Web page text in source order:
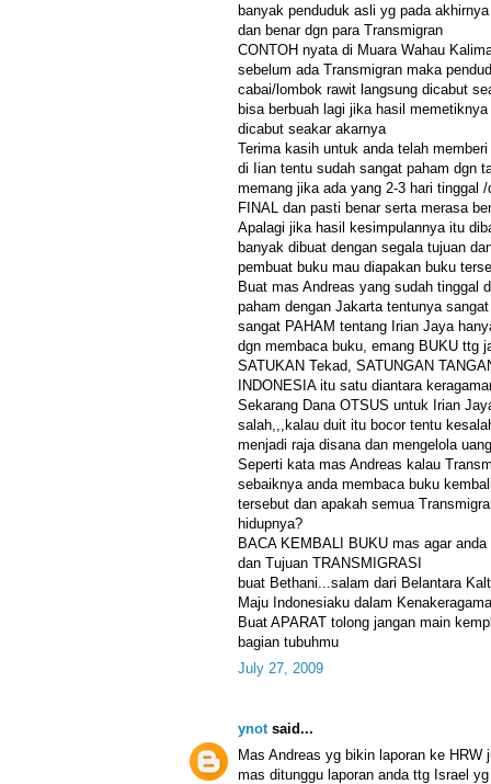
banyak penduduk asli yg pada
dan benar dgn para Transmigran
CONTOH nyata di Muara Wahau
sebelum ada Transmigran maka
cabai/lombok rawit langsung dicabut
bisa berbuah lagi jika hasil
dicabut seakar akarnya
Terima kasih untuk anda telah
di Iian tentu sudah sangat paham dgn
memang jika ada yang 2-3 hari tinggal
FINAL dan pasti benar serta merasa
Apalagi jika hasil kesimpulannya itu
banyak dibuat dengan segala tujuan
pembuat buku mau diapakan buku
Buat mas Andreas yang sudah tinggal
paham dengan Jakarta tentunya
sangat PAHAM tentang Irian Jaya
dgn membaca buku, emang BUKU ttg
SATUKAN Tekad, SATUNGAN
INDONESIA itu satu diantara
Sekarang Dana OTSUS untuk Irian
salah,,,kalau duit itu bocor tentu
menjadi raja disana dan mengelola
Seperti kata mas Andreas kalau
sebaiknya anda membaca buku
tersebut dan apakah semua
hidupnya?
BACA KEMBALI BUKU mas agar
dan Tujuan TRANSMIGRASI
buat Bethani...salam dari Belantara
Maju Indonesiaku dalam
Buat APARAT tolong jangan main
bagian tubuhmu
July 27, 2009
ynot said...
Mas Andreas yg bikin laporan ke
mas ditunggu laporan anda ttg Israel